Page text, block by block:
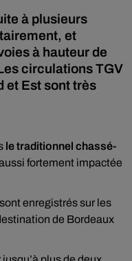
à plusieurs
et
à hauteur de
circulations TGV
et Est sont très
le traditionnel chassé-
fortement impactée
sont enregistrés sur les
de Bordeaux